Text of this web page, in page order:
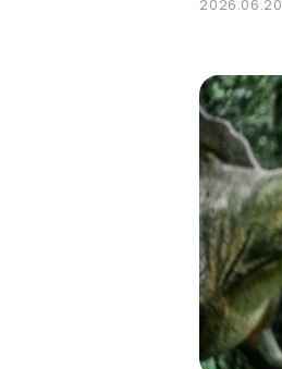
2026.06.20